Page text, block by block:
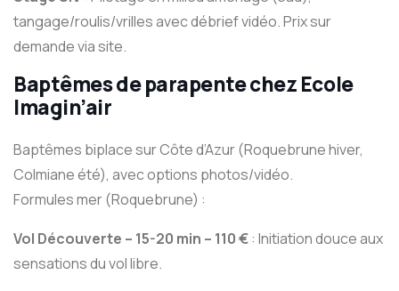
tangage/roulis/vrilles avec débrief vidéo. Prix sur
demande via site.
Baptêmes de parapentechez Ecole
Imagin’air
Baptêmes biplace sur Côte d’Azur (Roquebrune hiver,
Colmiane été), avec options photos/vidéo.
Formules mer (Roquebrune) :
Vol Découverte – 15-20 min – 110 €: Initiation douce aux
sensations du vol libre.